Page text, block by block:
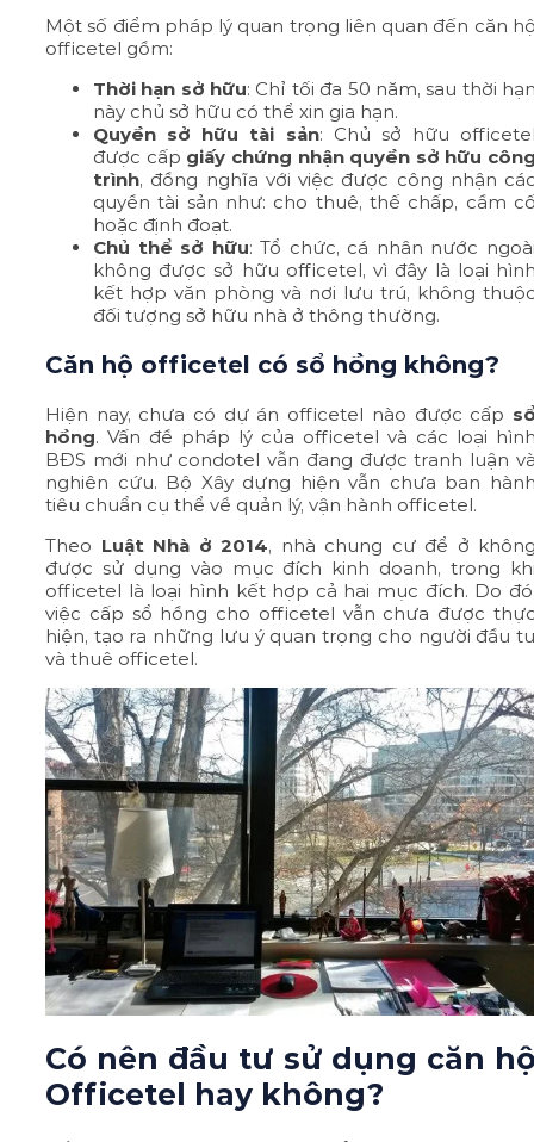
Một số điểm pháp lý quan trọng liên quan đến căn
officetel gồm:
Thời hạn sở hữu: Chỉ tối đa 50 năm, sau thời
này chủ sở hữu có thể xin gia hạn.
Quyền sở hữu tài sản: Chủ sở hữu
được cấp giấy chứng nhận quyền sở hữu
trình, đồng nghĩa với việc được công nhận
quyền tài sản như: cho thuê, thế chấp, cầm
hoặc định đoạt.
Chủ thể sở hữu: Tổ chức, cá nhân nước
không được sở hữu officetel, vì đây là loại
kết hợp văn phòng và nơi lưu trú, không
đối tượng sở hữu nhà ở thông thường.
Căn hộ officetel có sổ hồng không?
Hiện nay, chưa có dự án officetel nào được cấp
hồng. Vấn đề pháp lý của officetel và các loại
BĐS mới như condotel vẫn đang được tranh luận
nghiên cứu. Bộ Xây dựng hiện vẫn chưa ban
tiêu chuẩn cụ thể về quản lý, vận hành officetel.
Theo Luật Nhà ở 2014, nhà chung cư để ở
được sử dụng vào mục đích kinh doanh, trong
officetel là loại hình kết hợp cả hai mục đích. Do
việc cấp sổ hồng cho officetel vẫn chưa được
hiện, tạo ra những lưu ý quan trọng cho người đầu
và thuê officetel.
Có nên đầu tư sử dụng căn
Officetel hay không?